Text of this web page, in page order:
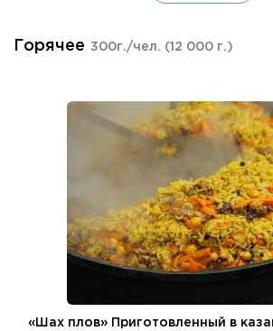
Горячее 300г./чел. (12 000 г.)
«Шах плов» Приготовленный в